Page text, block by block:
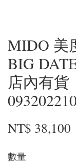
MIDO 美
BIG
店內有貨
NT$ 38,100
數量